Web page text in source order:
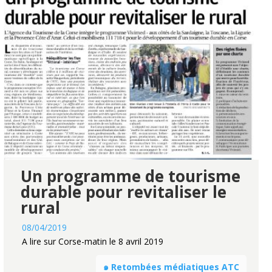
Un programme de tourisme
durable pour revitaliser le
rural
08/04/2019
A lire sur Corse-matin le 8 avril 2019
๑ Retombées médiatiques ATC